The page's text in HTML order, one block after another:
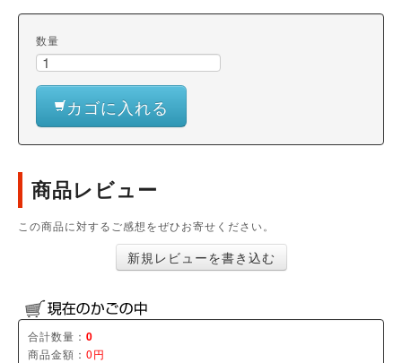
数量
カゴに入れる
商品レビュー
この商品に対するご感想をぜひお寄せください。
新規レビューを書き込む
合計数量： 0
商品金額： 0円